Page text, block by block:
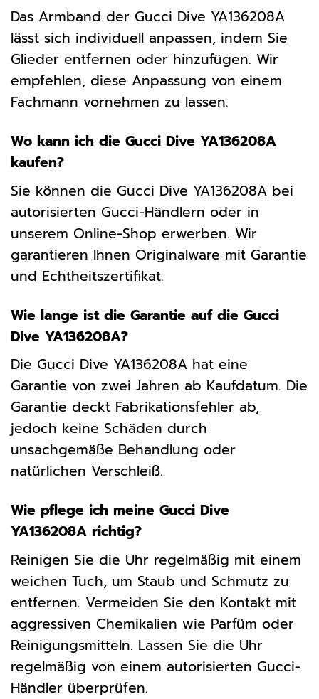
Das Armband der Gucci Dive YA136208A
lässt sich individuell anpassen, indem Sie
Glieder entfernen oder hinzufügen. Wir
empfehlen, diese Anpassung von einem
Fachmann vornehmen zu lassen.
Wo kann ich die Gucci Dive YA136208A
kaufen?
Sie können die Gucci Dive YA136208A bei
autorisierten Gucci-Händlern oder in
unserem Online-Shop erwerben. Wir
garantieren Ihnen Originalware mit Garantie
und Echtheitszertifikat.
Wie lange ist die Garantie auf die Gucci
Dive YA136208A?
Die Gucci Dive YA136208A hat eine
Garantie von zwei Jahren ab Kaufdatum. Die
Garantie deckt Fabrikationsfehler ab,
jedoch keine Schäden durch
unsachgemäße Behandlung oder
natürlichen Verschleiß.
Wie pflege ich meine Gucci Dive
YA136208A richtig?
Reinigen Sie die Uhr regelmäßig mit einem
weichen Tuch, um Staub und Schmutz zu
entfernen. Vermeiden Sie den Kontakt mit
aggressiven Chemikalien wie Parfüm oder
Reinigungsmitteln. Lassen Sie die Uhr
regelmäßig von einem autorisierten Gucci-
Händler überprüfen.